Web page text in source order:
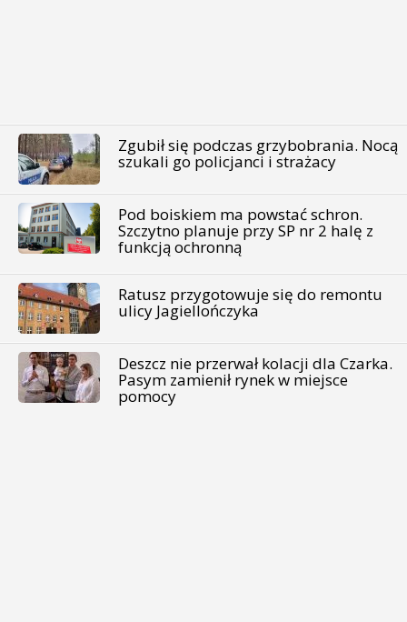
Zgubił się podczas grzybobrania. Nocą
szukali go policjanci i strażacy
Pod boiskiem ma powstać schron.
Szczytno planuje przy SP nr 2 halę z
funkcją ochronną
Ratusz przygotowuje się do remontu
ulicy Jagiellończyka
Deszcz nie przerwał kolacji dla Czarka.
Pasym zamienił rynek w miejsce
pomocy